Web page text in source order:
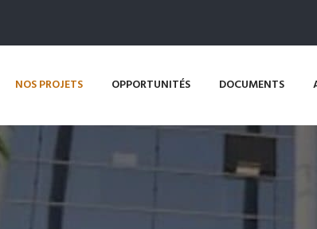
NOS PROJETS OPPORTUNITÉS DOCUMENTS